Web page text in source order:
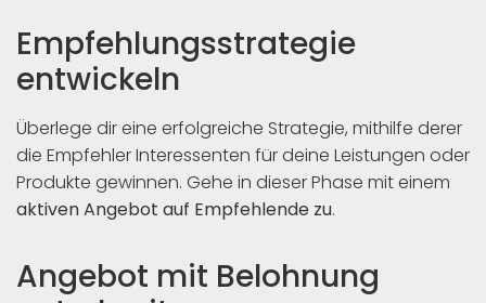
Empfehlungsstrategie
entwickeln
Überlege dir eine erfolgreiche Strategie, mithilfe derer
die Empfehler Interessenten für deine Leistungen oder
Produkte gewinnen. Gehe in dieser Phase mit einem
aktiven Angebot auf Empfehlende zu.
Angebot mit Belohnung